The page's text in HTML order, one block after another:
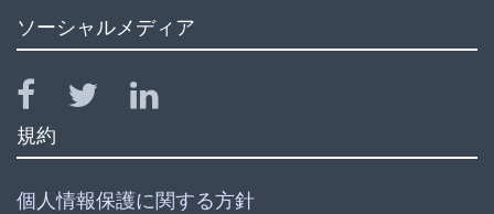
ソーシャルメディア
規約
個人情報保護に関する方針